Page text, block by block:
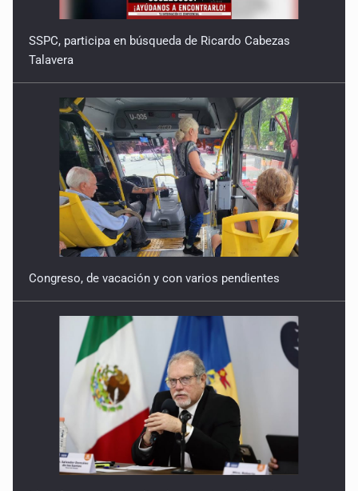
Congreso, de vacación y con varios pendientes
Identifican a más implicados en crimen de Valeria